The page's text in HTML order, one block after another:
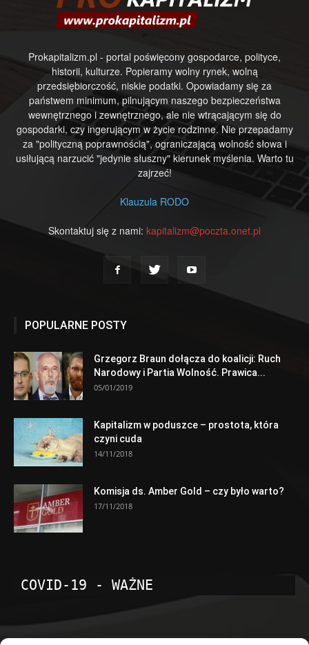
Prokapitalizm.pl - portal poświęcony gospodarce, polityce,
historii, kulturze. Popieramy wolny rynek, wolną
przedsiębiorczość, niskie podatki. Opowiadamy się za
państwem minimum, pilnującym naszego bezpieczeństwa
wewnętrznego i zewnętrznego, ale nie wtrącającym się do
gospodarki, czy ingerującym w życie rodzinne. Nie przepadamy
za "polityczną poprawnością", ograniczającą wolność słowa i
usiłującą narzucić "jedynie słuszny" kierunek myślenia. Warto tu
zajrzeć!
Klauzula RODO
Skontaktuj się z nami: kapitalizm@poczta.onet.pl
POPULARNE POSTY
Grzegorz Braun dołącza do koalicji: Ruch
Narodowy i Partia Wolność. Prawica...
05/01/2019
Kapitalizm w poduszce – prostota, która
czyni cuda
14/11/2018
Komisja ds. Amber Gold – czy było warto?
17/11/2018
COVID-19 - WAŻNE